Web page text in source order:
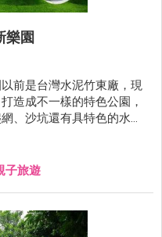
樂園
前是台灣水泥竹東廠，現
造成不一樣的特色公園，
、沙坑還有具特色的水管
讓孩子們在充滿自然特色的
著小資爸一起來看看竹東
子旅遊